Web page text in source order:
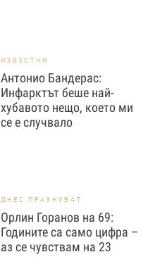
ИЗВЕСТНИ
Антонио Бандерас:
Инфарктът беше най-
хубавото нещо, което ми
се е случвало
ДНЕС ПРАЗНУВАТ
Орлин Горанов на 69:
Годините са само цифра –
аз се чувствам на 23